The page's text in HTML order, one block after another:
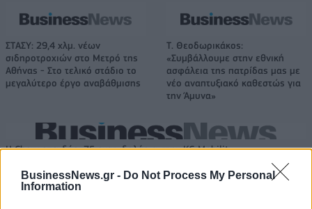
BusinessNews.gr - Do Not Process My Personal
Information
ΣΤΑΣΥ: 29,4 χλμ. νέων
σιδηροτροχιών στο Μετρό της
Αθήνας - Στο τελικό στάδιο το
μεγαλύτερο έργο αναβάθμισης
Τ. Θεοδωρικάκος:
«Συμβάλλουμε στην εθνική
ασφάλεια της πατρίδας μας με
νέο αναπτυξιακό καθεστώς για
την Άμυνα»
Η Chery επενδύει 75 εκατ. δολάρια στην KG Mobility